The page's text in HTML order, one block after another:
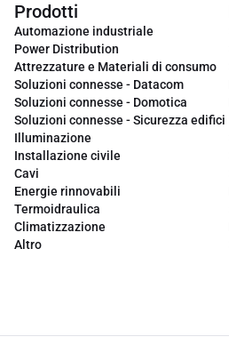
Prodotti
Automazione industriale
Power Distribution
Attrezzature e Materiali di consumo
Soluzioni connesse - Datacom
Soluzioni connesse - Domotica
Soluzioni connesse - Sicurezza edifici
Illuminazione
Installazione civile
Cavi
Energie rinnovabili
Termoidraulica
Climatizzazione
Altro